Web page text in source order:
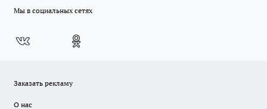
Мы в социальных сетях
Заказать рекламу
О нас